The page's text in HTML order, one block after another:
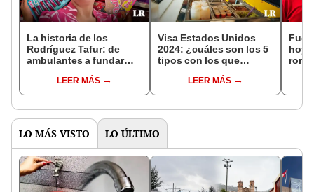
La historia de los
Rodríguez Tafur: de
ambulantes a fundar
PERUANA de maquillaje
más popular del país
LEER MÁS
Visa Estados Unidos
2024: ¿cuáles son los 5
tipos con los que
negocio?LEER MÁS
Fue
hoy,
LO MÁS VISTO LO ÚLTIMO